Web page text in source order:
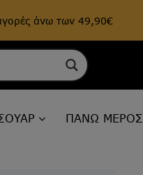
άνω των 49,90€
ΠΑΝΩ ΜΕΡΟΣ